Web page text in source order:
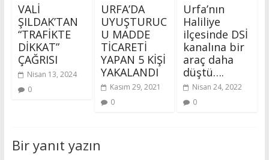
VALİ
ŞILDAK’TAN
“TRAFİKTE
DİKKAT”
ÇAĞRISI
Nisan 13, 2024
0
URFA’DA
UYUŞTURUC
U MADDE
TİCARETİ
YAPAN 5 KİŞİ
YAKALANDI
Kasım 29, 2021
0
Urfa’nın
Haliliye
ilçesinde DSİ
kanalına bir
araç daha
düştü….
Nisan 24, 2022
0
Bir yanıt yazın